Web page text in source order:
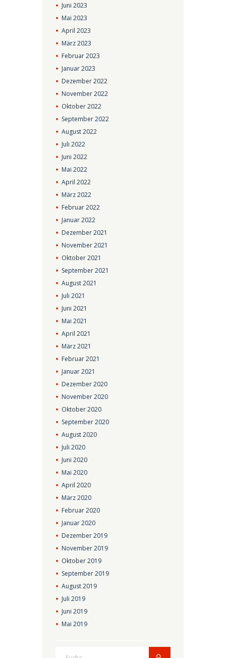
Juni2023
Mai2023
April2023
März2023
Februar2023
Januar2023
Dezember2022
November2022
Oktober2022
September2022
August2022
Juli2022
Juni2022
Mai2022
April2022
März2022
Februar2022
Januar2022
Dezember2021
November2021
Oktober2021
September2021
August2021
Juli2021
Juni2021
Mai2021
April2021
März2021
Februar2021
Januar2021
Dezember2020
November2020
Oktober2020
September2020
August2020
Juli2020
Juni2020
Mai2020
April2020
März2020
Februar2020
Januar2020
Dezember2019
November2019
Oktober2019
September2019
August2019
Juli2019
Juni2019
Mai2019